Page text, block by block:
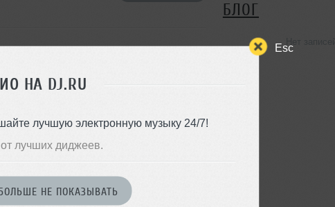
Esc
НА DJ.RU
лучшую электронную музыку 24/7!
лучших диджеев.
НЕ ПОКАЗЫВАТЬ
ДОБАВИТЬ В ДРУЗЬЯ
БЛОГ